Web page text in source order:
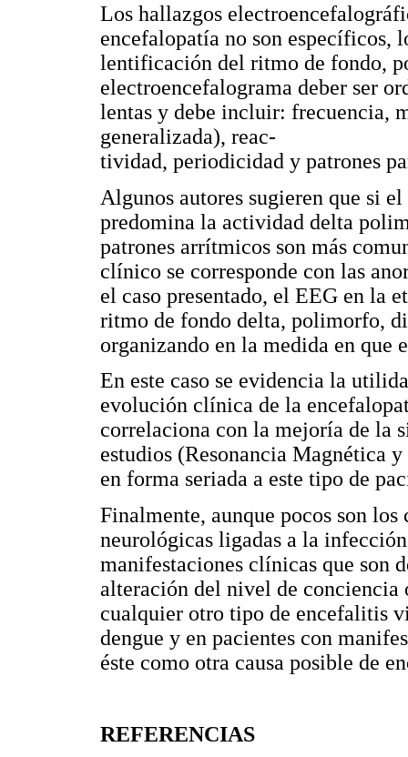
Los hallazgos
encefalopatía no son específicos,
lentificación del ritmo de fondo,
electroencefalograma deber ser
lentas y debe incluir: frecuencia,
generalizada), reac-
tividad, periodicidad y patrones
Algunos autores sugieren que si
predomina la actividad delta
patrones arrítmicos son más
clínico se corresponde con las
el caso presentado, el EEG en la
ritmo de fondo delta, polimorfo,
organizando en la medida en
En este caso se evidencia la
evolución clínica de la
correlaciona con la mejoría de la
estudios (Resonancia Magnética
en forma seriada a este tipo de
Finalmente, aunque pocos son
neurológicas ligadas a la
manifestaciones clínicas que son
alteración del nivel de
cualquier otro tipo de encefalitis
dengue y en pacientes con
éste como otra causa posible de
REFERENCIAS